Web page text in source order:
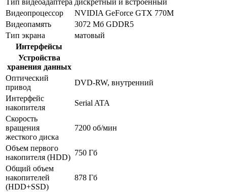
Тип видеоадаптера дискретный и встроенный
Видеопроцессор
NVIDIA GeForce GTX 770M
Видеопамять
3072 Мб GDDR5
Тип экрана
матовый
Интерфейсы
Устройства
хранения данных
Оптический
привод
DVD-RW, внутренний
Интерфейс
накопителя
Serial ATA
Скорость
вращения
жесткого диска
7200 об/мин
Объем первого
накопителя (HDD)
750 Гб
Общий объем
накопителей
(HDD+SSD)
878 Гб